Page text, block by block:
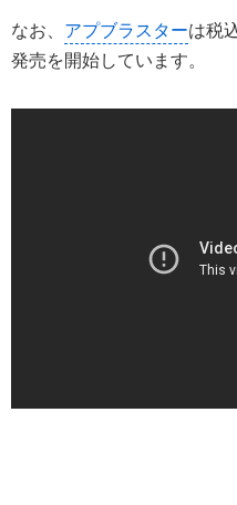
なお、 アプブラスターは税
発売を開始しています。